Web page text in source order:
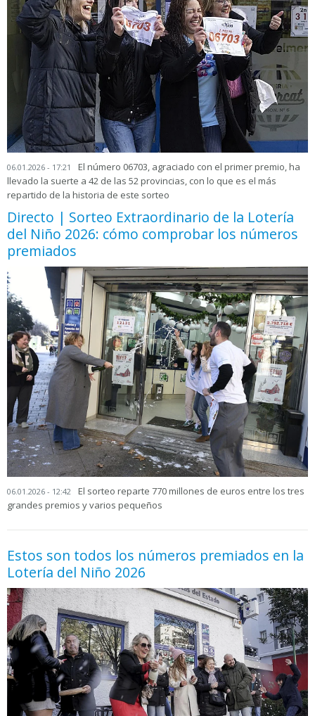
06.01.2026 - 17:21
El número 06703, agraciado con el primer premio, ha
llevado la suerte a 42 de las 52 provincias, con lo que es el más
repartido de la historia de este sorteo
Directo | Sorteo Extraordinario de la Lotería
del Niño 2026: cómo comprobar los números
premiados
06.01.2026 - 12:42
El sorteo reparte 770 millones de euros entre los tres
grandes premios y varios pequeños
Estos son todos los números premiados en la
Lotería del Niño 2026